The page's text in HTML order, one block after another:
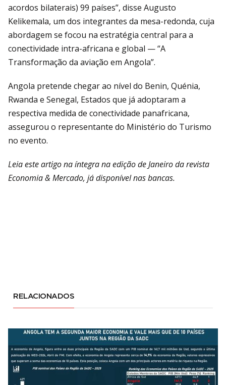
acordos bilaterais) 99 países”, disse Augusto
Kelikemala, um dos integrantes da mesa-redonda, cuja
abordagem se focou na estratégia central para a
conectividade intra-africana e global — “A
Transformação da aviação em Angola”.
Angola pretende chegar ao nível do Benin, Quénia,
Rwanda e Senegal, Estados que já adoptaram a
respectiva medida de conectividade panafricana,
assegurou o representante do Ministério do Turismo
no evento.
Leia este artigo na íntegra na edição de Janeiro da revista
Economia & Mercado, já disponível nas bancas.
RELACIONADOS